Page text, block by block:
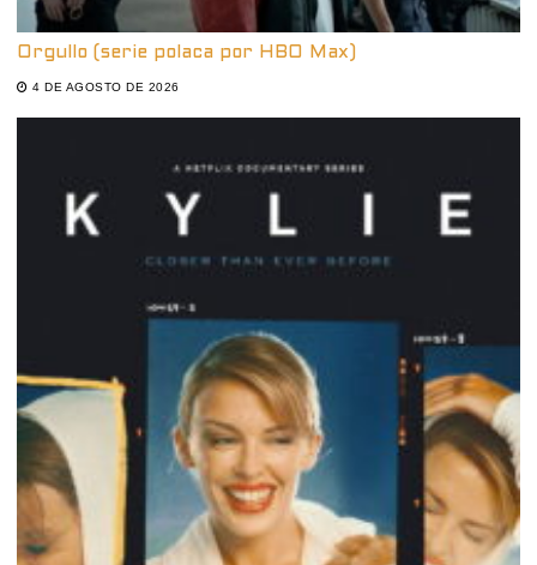
Orgullo (serie polaca por HBO Max)
4 DE AGOSTO DE 2026